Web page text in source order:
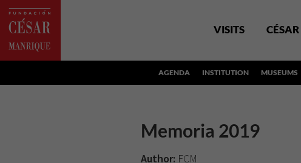
VISITS
AGENDA INSTITUTION MUSEUMS
Memoria 2019
Author: FCM